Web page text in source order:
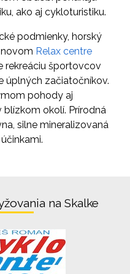
ako aj cykloturistiku.
podmienky, horský
Relax centre
rekreáciu športovcov
úplných začiatočníkov.
pohody aj
blízkom okolí. Prírodná
silne mineralizovaná
na Skalke